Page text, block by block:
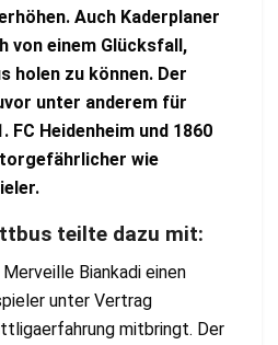
Auch Kaderplaner
von einem Glücksfall,
holen zu können. Der
unter anderem für
FC Heidenheim und 1860
wie
teilte dazu mit:
Biankadi einen
unter Vertrag
mitbringt. Der